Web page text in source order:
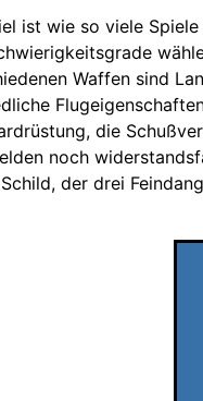
ist wie so viele
Waffen sind
die
noch
der drei